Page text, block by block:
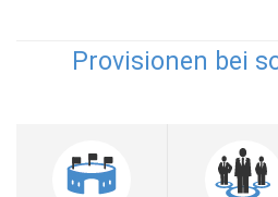
Provisionen bei